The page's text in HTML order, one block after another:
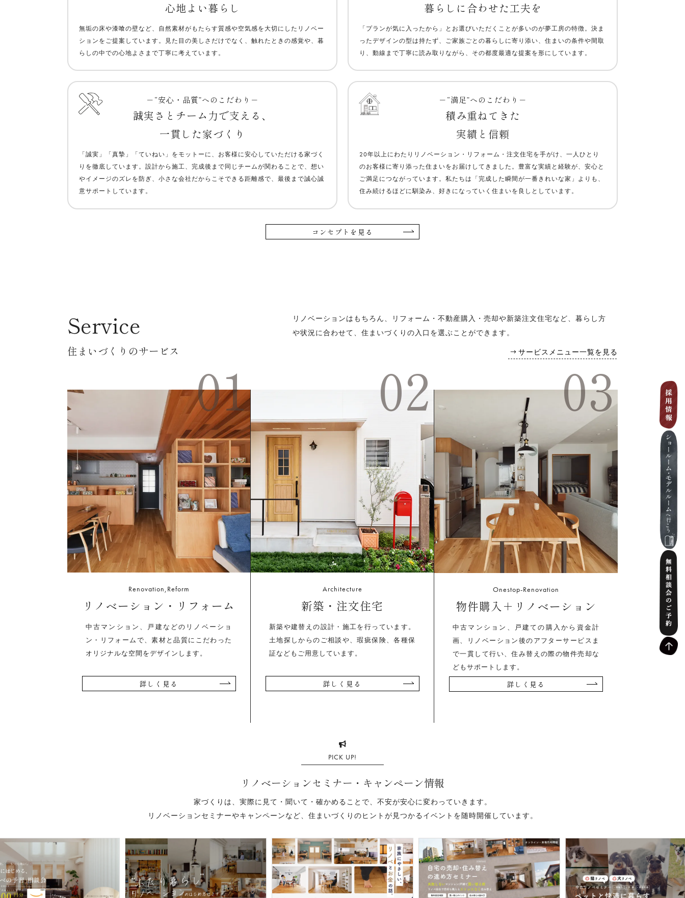
心地よい暮らし
無垢の床や漆喰の壁など、自然素材がもたらす質感や空気感を大切にしたリノベー
ションをご提案しています。見た目の美しさだけでなく、触れたときの感覚や、暮
らしの中での心地よさまで丁寧に考えています。
暮らしに合わせた工夫を
「プランが気に入ったから」とお選びいただくことが多いのが夢工房の特徴。決ま
ったデザインの型は持たず、ご家族ごとの暮らしに寄り添い、住まいの条件や間取
り、動線まで丁寧に読み取りながら、その都度最適な提案を形にしています。
－“安心・品質”へのこだわり－
誠実さとチーム力で支える、
一貫した家づくり
「誠実」「真摯」「ていねい」をモットーに、お客様に安心していただける家づく
りを徹底しています。設計から施工、完成後まで同じチームが関わることで、想い
やイメージのズレを防ぎ、小さな会社だからこそできる距離感で、最後まで誠心誠
意サポートしています。
－“満足”へのこだわり－
積み重ねてきた
実績と信頼
20年以上にわたりリノベーション・リフォーム・注文住宅を手がけ、一人ひとり
のお客様に寄り添った住まいをお届けしてきました。豊富な実績と経験が、安心と
ご満足につながっています。私たちは「完成した瞬間が一番きれいな家」よりも、
住み続けるほどに馴染み、好きになっていく住まいを良しとしています。
コンセプトを見る
Service
住まいづくりのサービス
リノベーションはもちろん、リフォーム・不動産購入・売却や新築注文住宅など、暮らし方
や状況に合わせて、住まいづくりの入口を選ぶことができます。
サービスメニュー一覧を見る
01
Renovation,Reform
リノベーション・リフォーム
中古マンション、戸建などのリノベーショ
ン・リフォームで、素材と品質にこだわった
オリジナルな空間をデザインします。
詳しく見る
02
Architecture
新築・注文住宅
新築や建替えの設計・施工を行っています。
土地探しからのご相談や、瑕疵保険、各種保
証などもご用意しています。
詳しく見る
03
Onestop-Renovation
物件購入＋リノベーション
中古マンション、戸建ての購入から資金計
画、リノベーション後のアフターサービスま
で一貫して行い、住み替えの際の物件売却な
どもサポートします。
詳しく見る
PICK UP!
リノベーションセミナー・ キャンペーン情報
家づくりは、実際に見て・聞いて・確かめることで、不安が安心に変わっていきます。
リノベーションセミナーやキャンペーンなど、住まいづくりのヒントが見つかるイベントを随時開催しています。